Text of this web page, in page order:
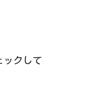
ックして